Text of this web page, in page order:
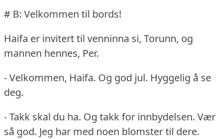
# B: Velkommen til bords!
Haifa er invitert til venninna si, Torunn, og
mannen hennes, Per.
- Velkommen, Haifa. Og god jul. Hyggelig å se
deg.
- Takk skal du ha. Og takk for innbydelsen. Vær
så god. Jeg har med noen blomster til dere.